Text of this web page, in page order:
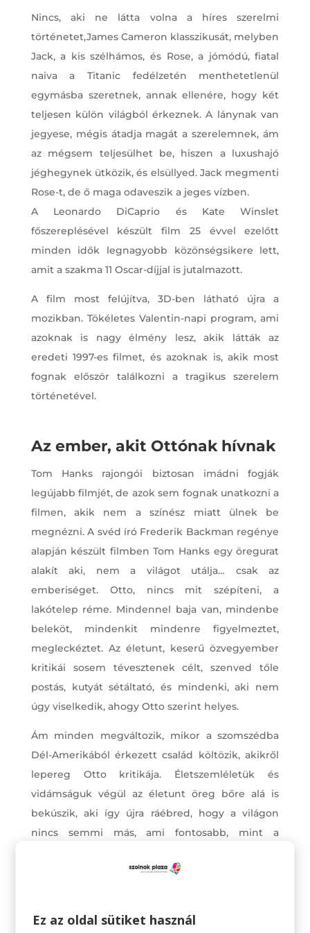
Nincs, aki ne látta volna a híres szerelmi
történetet,James Cameron klasszikusát, melyben
Jack, a kis szélhámos, és Rose, a jómódú, fiatal
naiva a Titanic fedélzetén menthetetlenül
egymásba szeretnek, annak ellenére, hogy két
teljesen külön világból érkeznek. A lánynak van
jegyese, mégis átadja magát a szerelemnek, ám
az mégsem teljesülhet be, hiszen a luxushajó
jéghegynek ütközik, és elsüllyed. Jack megmenti
Rose-t, de ő maga odaveszik a jeges vízben.
A Leonardo DiCaprio és Kate Winslet
főszereplésével készült film 25 évvel ezelőtt
minden idők legnagyobb közönségsikere lett,
amit a szakma 11 Oscar-díjjal is jutalmazott.
A film most felújítva, 3D-ben látható újra a
mozikban. Tökéletes Valentin-napi program, ami
azoknak is nagy élmény lesz, akik látták az
eredeti 1997-es filmet, és azoknak is, akik most
fognak először találkozni a tragikus szerelem
történetével.
Az ember, akit Ottónak hívnak
Tom Hanks rajongói biztosan imádni fogják
legújabb filmjét, de azok sem fognak unatkozni a
filmen, akik nem a színész miatt ülnek be
megnézni. A svéd író Frederik Backman regénye
alapján készült filmben Tom Hanks egy öregurat
alakít aki, nem a világot utálja… csak az
emberiséget. Otto, nincs mit szépíteni, a
lakótelep réme. Mindennel baja van, mindenbe
beleköt, mindenkit mindenre figyelmeztet,
megleckéztet. Az életunt, keserű özvegyember
kritikái sosem tévesztenek célt, szenved tőle
postás, kutyát sétáltató, és mindenki, aki nem
úgy viselkedik, ahogy Otto szerint helyes.
Ám minden megváltozik, mikor a szomszédba
Dél-Amerikából érkezett család költözik, akikről
lepereg Otto kritikája. Életszemléletük és
vidámságuk végül az életunt öreg bőre alá is
bekúszik, aki így újra ráébred, hogy a világon
nincs semmi más, ami fontosabb, mint a
Ez az oldal sütiket használ